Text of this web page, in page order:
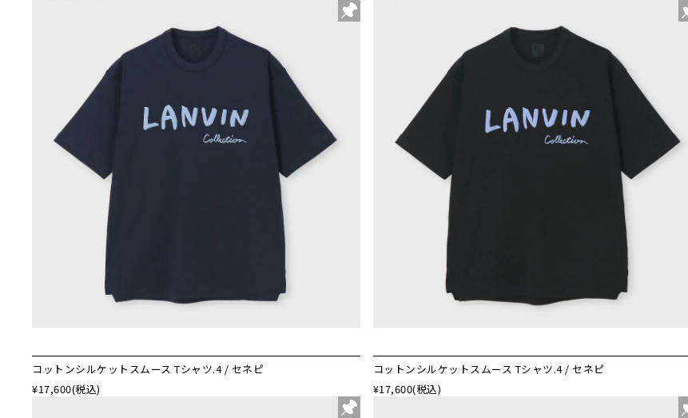
コットンシルケットスムース Tシャツ.4 / セネピ
¥17,600(税込)
コットンシルケットスムース Tシャツ.4 / セネピ
¥17,600(税込)